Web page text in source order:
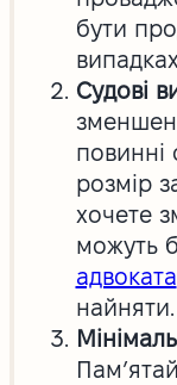
бути
Судові
повинні
розмір
хочете
можуть
адвоката
найняти.